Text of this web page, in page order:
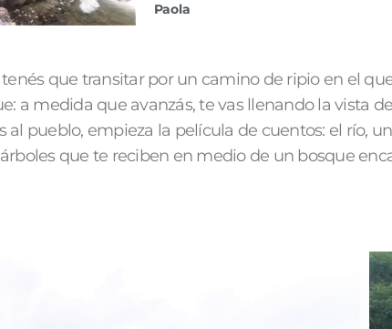
Paola
tenés que transitar por un camino de ripio en el
a medida que avanzás, te vas llenando la vista
al pueblo, empieza la película de cuentos: el río,
que te reciben en medio de un bosque